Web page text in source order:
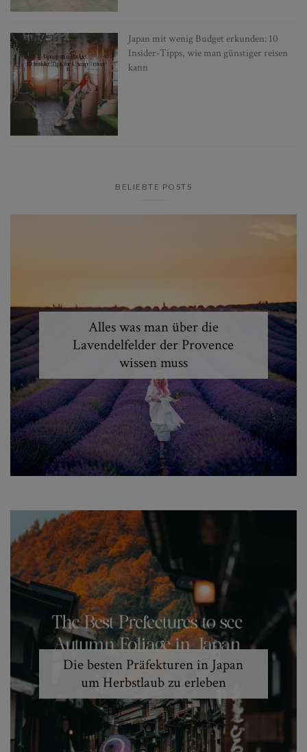
Japan mit wenig Budget erkunden: 10
Insider-Tipps, wie man günstiger reisen
kann
BELIEBTE POSTS
Alles was man über die
Lavendelfelder der Provence
wissen muss
Die besten Präfekturen in Japan
um Herbstlaub zu erleben